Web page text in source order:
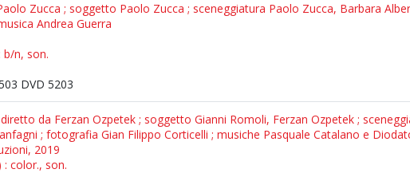
Zucca ; soggetto Paolo Zucca ; sceneggiatura Paolo Zucca, Barbara
Andrea Guerra
b/n, son.
DVD 5203
da Ferzan Ozpetek ; soggetto Gianni Romoli, Ferzan Ozpetek ;
; fotografia Gian Filippo Corticelli ; musiche Pasquale Catalano e
2019
: color., son.